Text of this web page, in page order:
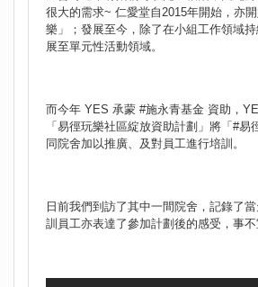
很大的需求~ 仁愛堂自2015年開始，亦
樂」；發展至今，除了在小組工作領域
展至單元性活動領域。
而今年 YES 承蒙#施永青基金 資助，
「易徑玩樂社區綻放資助計劃」將「#易
同院舍加以推廣、及對員工進行培訓。
日前我們到訪了其中一間院舍，記錄了
訓員工亦表達了參加計劃後的感受，事